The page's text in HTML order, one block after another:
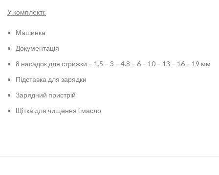
У комплекті:
Машинка
Документація
8 насадок для стрижки – 1.5 – 3 – 4.8 – 6 – 10 – 13 – 16 – 19 мм
Підставка для зарядки
Зарядний пристрій
Щітка для чищення і масло